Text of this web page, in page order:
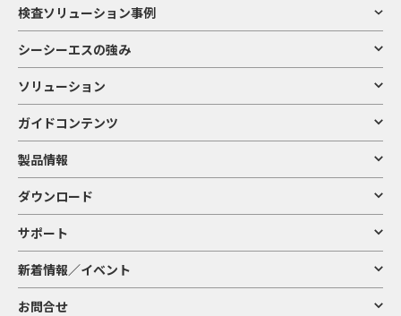
検査ソリューション事例
シーシーエスの強み
ソリューション
ガイドコンテンツ
製品情報
ダウンロード
サポート
新着情報／イベント
お問合せ